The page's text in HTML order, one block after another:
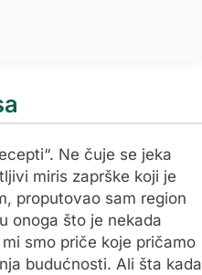
Ne čuje se jeka
miris zaprške koji je
proputovao sam region
onoga što je nekada
smo priče koje pričamo
budućnosti. Ali šta kada